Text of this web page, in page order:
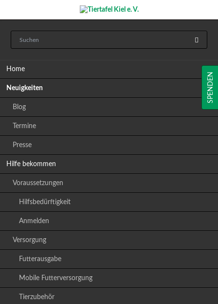
Home
Neuigkeiten
Blog
Termine
Presse
Hilfe bekommen
Voraussetzungen
Hilfsbedürftigkeit
Anmelden
Versorgung
Futterausgabe
Mobile Futterversorgung
Tierzubehör
SPENDEN